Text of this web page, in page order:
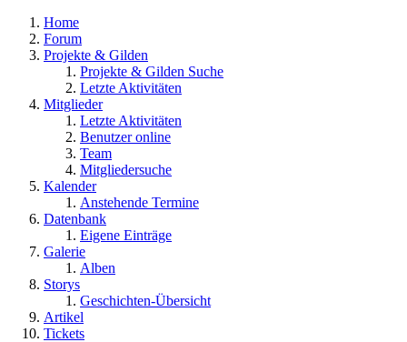
Home
Forum
Projekte & Gilden
Projekte & Gilden Suche
Letzte Aktivitäten
Mitglieder
Letzte Aktivitäten
Benutzer online
Team
Mitgliedersuche
Kalender
Anstehende Termine
Datenbank
Eigene Einträge
Galerie
Alben
Storys
Geschichten-Übersicht
Artikel
Tickets